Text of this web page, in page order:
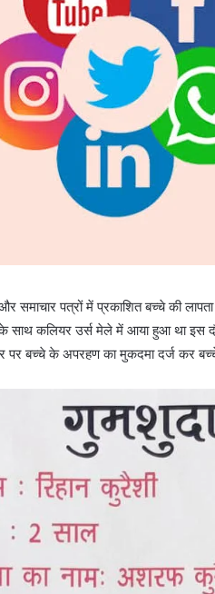
समाचार पत्रों में प्रकाशित बच्चे की
साथ कलियर उर्स मेले में आया हुआ था इस
पर बच्चे के अपरहण का मुकदमा दर्ज कर